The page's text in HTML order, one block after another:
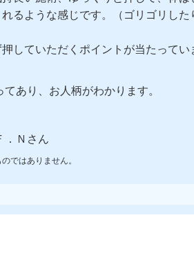
れるような感じです。（ゴリゴリした
押していただくポイントが当たってい
あり、お人柄がわかります。
Ｎさん
ではありません。